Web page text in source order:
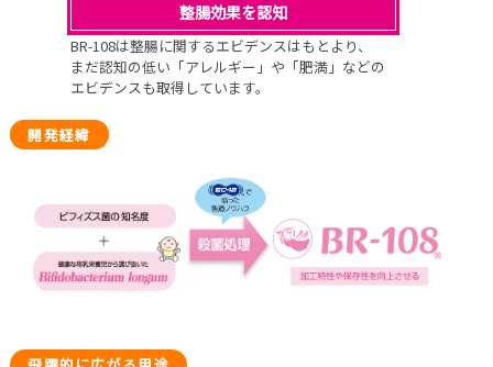
整腸効果を認知
BR-108は整腸に関するエビデンスはもとより、
まだ認知の低い「アレルギー」や「肥満」などの
エビデンスも取得しています。
開発経緯